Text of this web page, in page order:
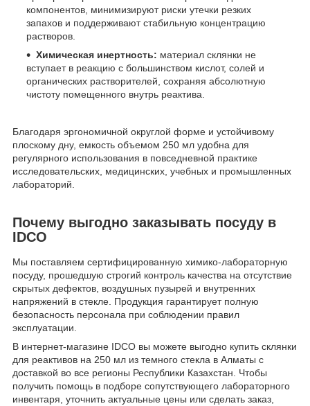
компонентов, минимизируют риски утечки резких
запахов и поддерживают стабильную концентрацию
растворов.
Химическая инертность: материал склянки не
вступает в реакцию с большинством кислот, солей и
органических растворителей, сохраняя абсолютную
чистоту помещенного внутрь реактива.
Благодаря эргономичной округлой форме и устойчивому
плоскому дну, емкость объемом 250 мл удобна для
регулярного использования в повседневной практике
исследовательских, медицинских, учебных и промышленных
лабораторий.
Почему выгодно заказывать посуду в
IDCO
Мы поставляем сертифицированную химико-лабораторную
посуду, прошедшую строгий контроль качества на отсутствие
скрытых дефектов, воздушных пузырей и внутренних
напряжений в стекле. Продукция гарантирует полную
безопасность персонала при соблюдении правил
эксплуатации.
В интернет-магазине IDCO вы можете выгодно купить склянки
для реактивов на 250 мл из темного стекла в Алматы с
доставкой во все регионы Республики Казахстан. Чтобы
получить помощь в подборе сопутствующего лабораторного
инвентаря, уточнить актуальные цены или сделать заказ,